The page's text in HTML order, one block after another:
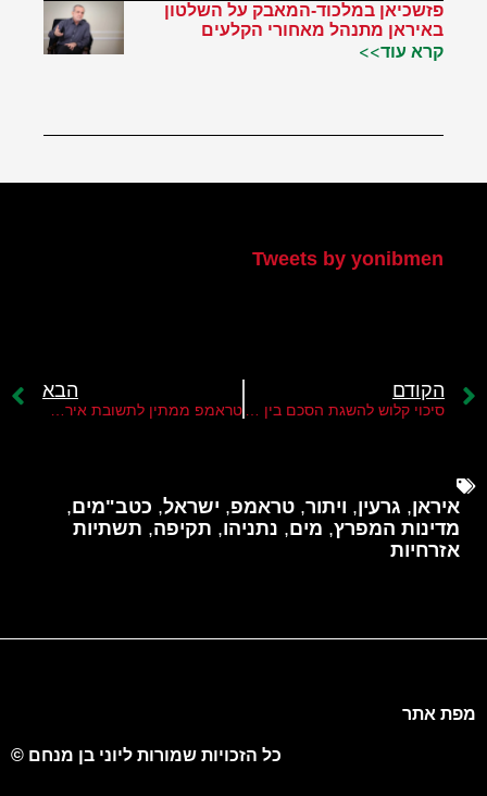
פזשכיאן במלכוד-המאבק על השלטון
באיראן מתנהל מאחורי הקלעים
קרא עוד>>
Tweets by yonibmen
הקודם הבא
איראן, גרעין, ויתור, טראמפ, ישראל, כטב"מים,
מדינות המפרץ, מים, נתניהו, תקיפה, תשתיות
אזרחיות
מפת אתר
כל הזכויות שמורות ליוני בן מנחם ©